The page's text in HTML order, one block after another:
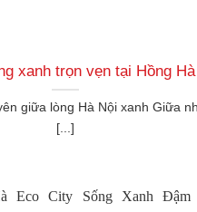
xanh trọn vẹn tại Hồng
giữa lòng Hà Nội xanh Giữa
[...]